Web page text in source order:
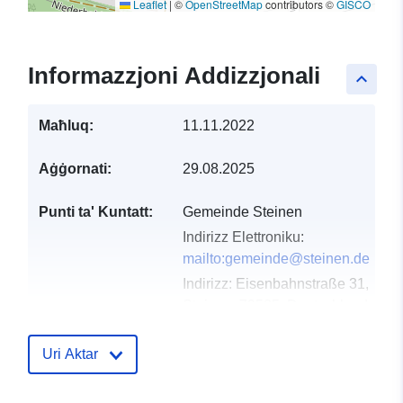
Leaflet | ©OpenStreetMapcontributors ©GISCO
keyboard_arrow_up
Informazzjoni Addizzjonali
Maħluq: 11.11.2022
Aġġornati: 29.08.2025
Punti ta' Kuntatt:
Gemeinde Steinen
Indirizz Elettroniku:
mailto:gemeinde@steinen.de
Indirizz: Eisenbahnstraße 31,
Reġistru tal-
Uri Aktar